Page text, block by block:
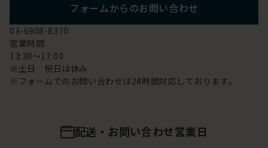
フォームからのお問い合わせ
03-6908-8370
営業時間
13:30～17:00
※土日 祝日は休み
※フォームでのお問い合わせは24時間対応しております。
配送・お問い合わせ営業日